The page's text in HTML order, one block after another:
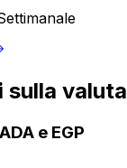
sulla valuta
e EGP